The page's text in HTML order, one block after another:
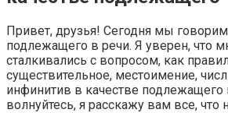
Привет, друзья! Сегодня мы
подлежащего в речи. Я уверен, что
сталкивались с вопросом, как
существительное, местоимение,
инфинитив в качестве
волнуйтесь, я расскажу вам все, что